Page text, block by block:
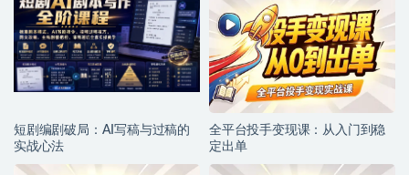
短剧编剧破局：AI写稿与过稿的
实战心法
全平台投手变现课：从入门到稳
定出单